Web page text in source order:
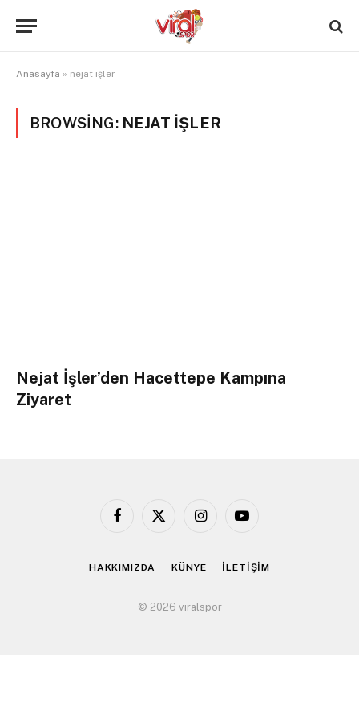
Anasayfa » nejat işler
BROWSING: NEJAT IŞLER
Nejat İşler’den Hacettepe Kampına
Ziyaret
Facebook
X
InstagramYouTube
HAKKIMIZDA KÜNYE İLETİŞİM
© 2026 viralspor